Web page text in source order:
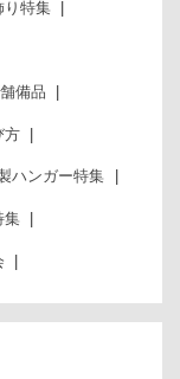
り特集
備品
方
ハンガー特集
集